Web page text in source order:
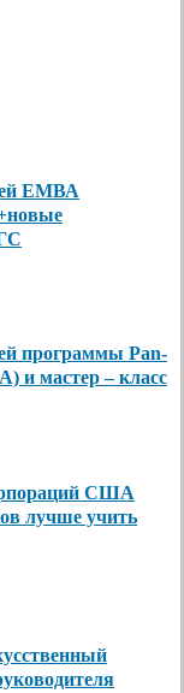
ЕМВА
программы Pan-
и мастер – класс
США
лучше учить